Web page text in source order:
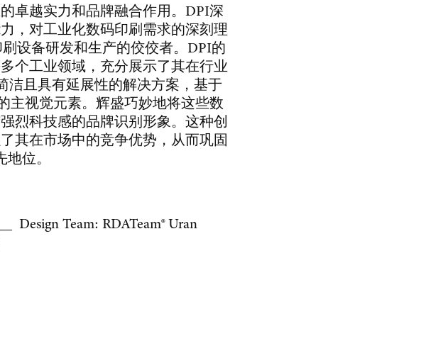
卓越实力和品牌融合作用。DPI深
，对工业化数码印刷需求的深刻理
设备研发和生产的佼佼者。DPI的
个工业领域，充分展示了其在行业
洁且具有延展性的解决方案，基于
主视觉元素。辉盛巧妙地将这些数
烈科技感的品牌识别形象。这种创
其在市场中的竞争优势，从而巩固
位。
Design Team: RDATeam® Uran